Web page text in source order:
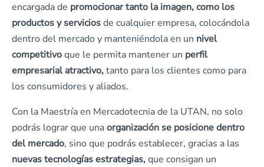
encargada de promocionar tanto la imagen, como los
productos y serviciosde cualquier empresa, colocándola
dentro del mercado y manteniéndola en un nivel
competitivoque le permita mantener un perfil
empresarial atractivo,tanto para los clientes como para
los consumidores y aliados.
Con la Maestría en Mercadotecnia de la UTAN, no solo
podrás lograr que unaorganización se posicione dentro
del mercado, sino que podrás establecer, gracias a las
nuevas tecnologías estrategias,que consigan un